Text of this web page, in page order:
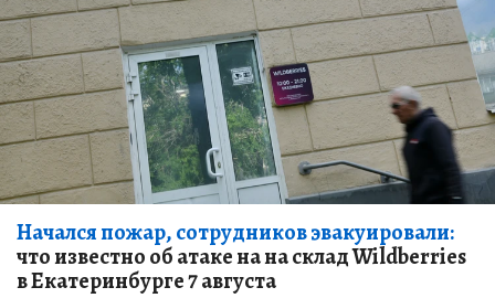
Начался пожар, сотрудников эвакуировали:
что известно об атаке на на склад Wildberries
в Екатеринбурге 7 августа